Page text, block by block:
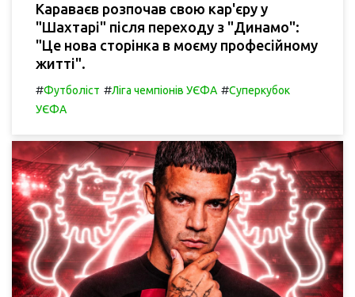
Караваєв розпочав свою кар'єру у
"Шахтарі" після переходу з "Динамо":
"Це нова сторінка в моєму професійному
житті".
#Футболіст #Ліга чемпіонів УЄФА #Суперкубок
УЄФА